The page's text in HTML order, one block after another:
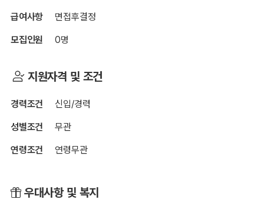
급여사항 면접후결정
모집인원 0명
지원자격 및 조건
경력조건 신입/경력
성별조건 무관
연령조건 연령무관
우대사항 및 복지